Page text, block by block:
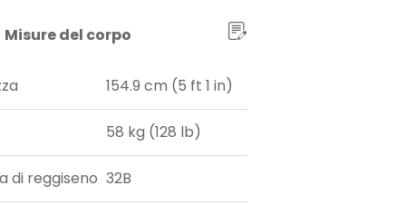
Misure del corpo
154.9 cm (5 ft 1 in)
58 kg (128 lb)
di reggiseno 32B